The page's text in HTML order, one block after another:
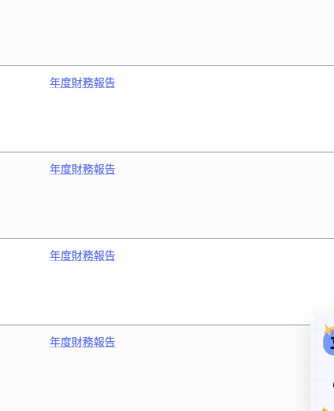
年度財務報告
年度財務報告
年度財務報告
年度財務報告